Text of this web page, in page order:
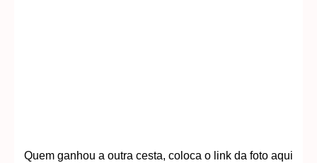
Quem ganhou a outra cesta, coloca o link da foto aqui